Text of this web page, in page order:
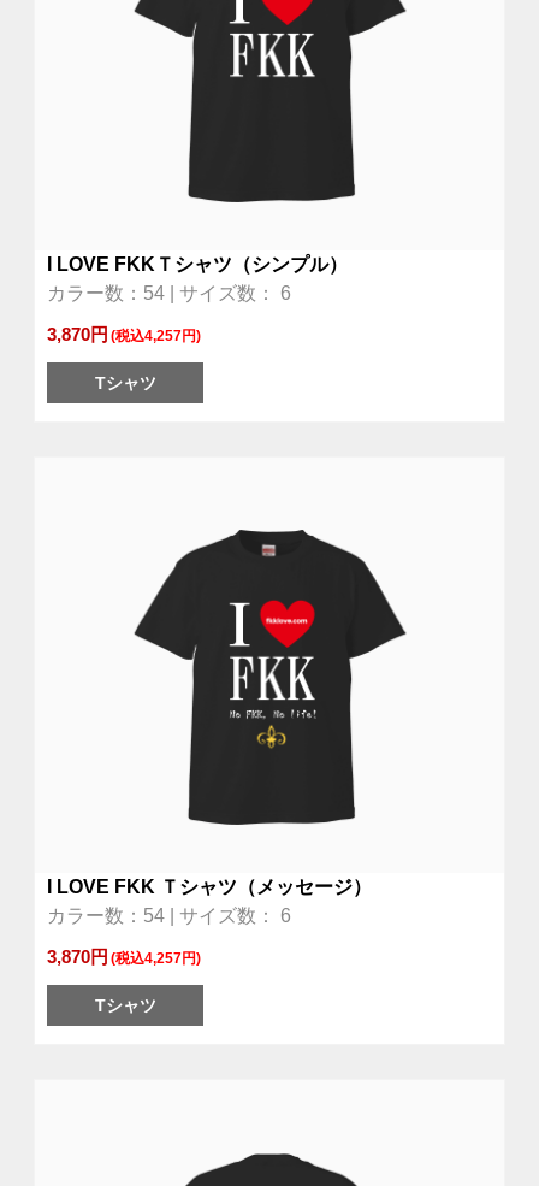
I LOVE FKKＴシャツ（シンプル）
カラー数：54 | サイズ数： 6
3,870円 (税込4,257円)
Tシャツ
I LOVE FKK Ｔシャツ（メッセージ）
カラー数：54 | サイズ数： 6
3,870円 (税込4,257円)
Tシャツ